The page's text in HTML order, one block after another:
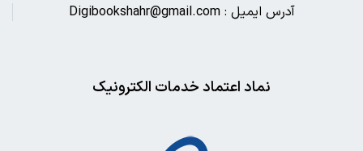
آدرس ایمیل : Digibookshahr@gmail.com
نماد اعتماد خدمات الکترونیک